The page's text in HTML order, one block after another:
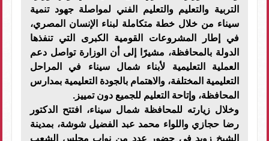
التربية والتعليم والتعليم الفني لمواصلة جهود تنمية
سيناء من خلال خطة متكاملة لبناء الإنسان المصري،
في إطار المشروعات القومية الكبرى التي تنفذها
الدولة بالمحافظة، مشيرًا إلى أن الوزارة تواصل دعم
العملية التعليمية لأبناء شمال سيناء في المراحل
التعليمية المختلفة، والاهتمام بالجودة التعليمية بمدارس
المحافظة، وإتاحة التعليم للجميع دون تمييز.
وخلال زيارته للمحافظة شمال سيناء، افتتح الدكتور
رضا حجازي واللواء محمد عبد الفضيل شوشة، بمدينة
الشيخ زويد في حضور عدد من نواب مجلس الشعب